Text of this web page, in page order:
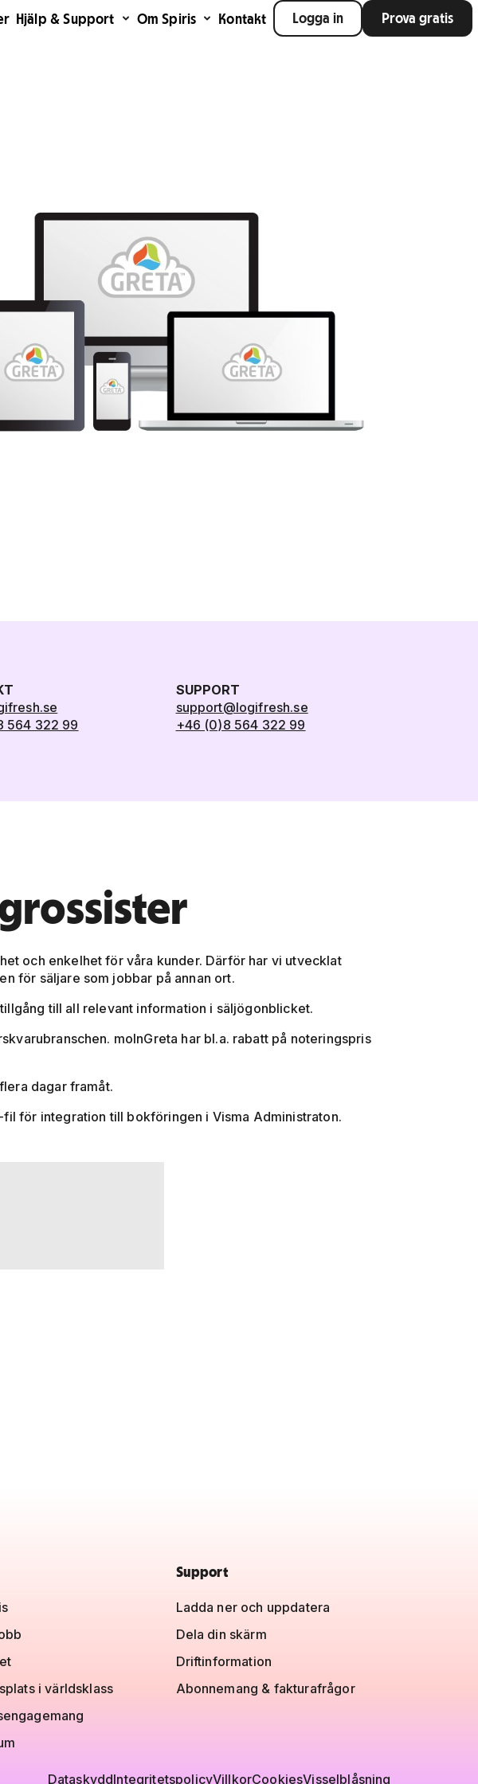
Hjälp & Support Om Spiris Kontakt Logga in Prova gratis
564 322 99
SUPPORT
support@logifresh.se
+46 (0)8 564 322 99
och enkelhet för våra kunder. Därför har vi utvecklat
för säljare som jobbar på annan ort.
till all relevant information i säljögonblicket.
molnGreta har bl.a. rabatt på noteringspris
dagar framåt.
för integration till bokföringen i Visma Administraton.
i världsklass
Support
Ladda ner och uppdatera
Dela din skärm
Driftinformation
Abonnemang & fakturafrågor
DataskyddIntegritetspolicyVillkorCookiesVisselblåsning